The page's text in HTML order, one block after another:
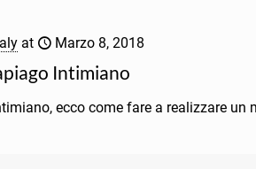
at Marzo 8, 2018
Intimiano
ecco come fare a realizzare